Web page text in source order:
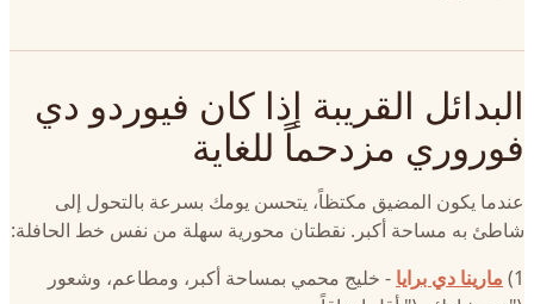
البدائل القريبة إذا كان فيوردو دي
فوروري مزدحماً للغاية
عندما يكون المضيق مكتظاً، يتحسن يومك بسرعة بالتحول إلى
شاطئ به مساحة أكبر. نقطتان محورية سهلة من نفس خط الحافلة:
1) مارينا دي برايا - خليج محمي بمساحة أكبر، ومطاعم، وشعور